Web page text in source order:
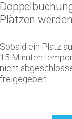
Plätzen
Sobald ein Platz
15 Minuten
nicht
freigegeben.